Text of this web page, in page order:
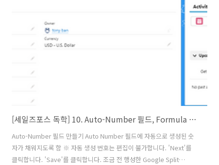
[세일즈포스 독학] 10. Auto-Number 필드, Formula 필드, Geolocation 필드 만들기
Auto-Number 필드 만들기 Auto Number 필드에 자동으로 생성된 숫
자가 채워지도록 함 ※ 자동 생성 번호는 편집이 불가합니다. 'Next'를
클릭합니다. 'Save'를 클릭합니다. 조금 전 행성한 Google Split